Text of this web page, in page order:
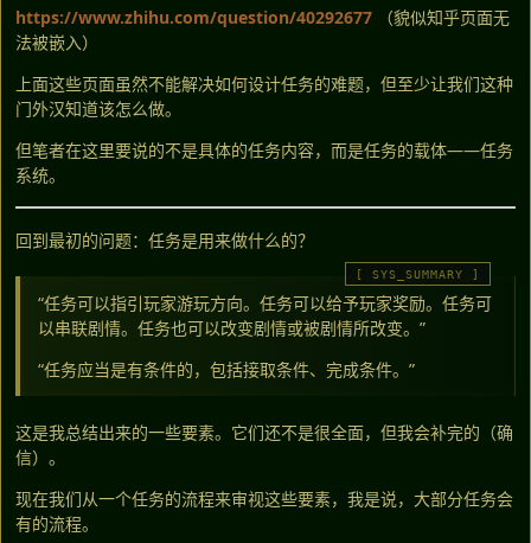
https://www.zhihu.com/question/40292677 （貌似知乎页面无
法被嵌入）
上面这些页面虽然不能解决如何设计任务的难题，但至少让我们这种
门外汉知道该怎么做。
但笔者在这里要说的不是具体的任务内容，而是任务的载体——任务
系统。
回到最初的问题：任务是用来做什么的？
“任务可以指引玩家游玩方向。任务可以给予玩家奖励。任务可
以串联剧情。任务也可以改变剧情或被剧情所改变。”
“任务应当是有条件的，包括接取条件、完成条件。”
这是我总结出来的一些要素。它们还不是很全面，但我会补完的（确
信）。
现在我们从一个任务的流程来审视这些要素，我是说，大部分任务会
有的流程。